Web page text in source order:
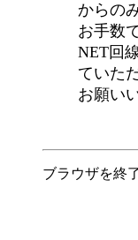
からの
お手数
NET回
ていた
お願い
ブラウザを終